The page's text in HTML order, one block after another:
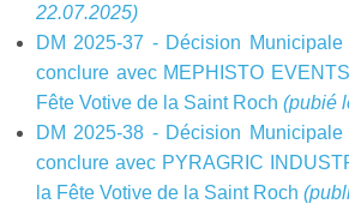
22.07.2025)
DM 2025-37 - Décision
conclure avec MEPHISTO
Fête Votive de la Saint Roch (pubié
DM 2025-38 - Décision
conclure avec PYRAGRIC
la Fête Votive de la Saint Roch